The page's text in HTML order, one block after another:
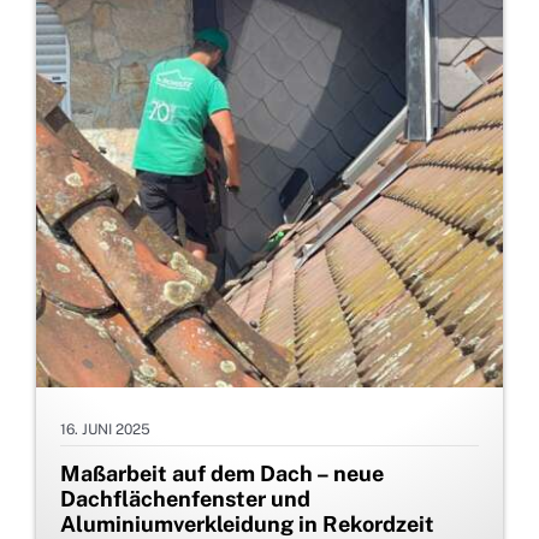
16. JUNI 2025
Maßarbeit auf dem Dach – neue
Dachflächenfenster und
Aluminiumverkleidung in Rekordzeit